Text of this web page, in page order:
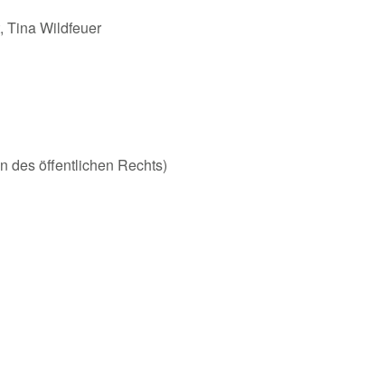
Tina Wildfeuer
des öffentlichen Rechts)